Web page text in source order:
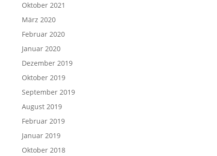
Oktober 2021
März 2020
Februar 2020
Januar 2020
Dezember 2019
Oktober 2019
September 2019
August 2019
Februar 2019
Januar 2019
Oktober 2018